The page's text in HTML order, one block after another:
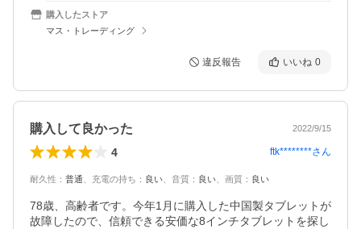
購入したストア
マス・トレーディング
違反報告 いいね 0
購入して良かった 2022/9/15
4 ftk********さん
耐久性 ： 普通 充電の持ち ： 良い 音質 ： 良い 画質 ： 良い
78歳、高齢者です。今年1月に購入した中国製タブレットが
故障したので、信頼できる安価な8インチタブレットを探し